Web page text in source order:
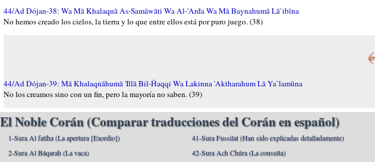
44/Ad Dójan-38: Wa Mā Khalaqnā As-Samāwāti Wa Al-'Arđa Wa Mā Baynahumā Lā`ibīna
No hemos creado los cielos, la tierra y lo que entre ellos está por puro juego. (38)
44/Ad Dójan-39: Mā Khalaqnāhumā 'Illā Bil-Ĥaqqi Wa Lakinna 'Aktharahum Lā Ya`lamūna
No los creamos sino con un fin, pero la mayoría no saben. (39)
El Noble Corán (Comparar traducciones del Corán en español)
1-Sura Al fatíha (La apertura [Exordio])
2-Sura Al Báqarah (La vaca)
41-Sura Fussilat (Han sido explicadas detalladamente)
42-Sura Ach Chúra (La consulta)